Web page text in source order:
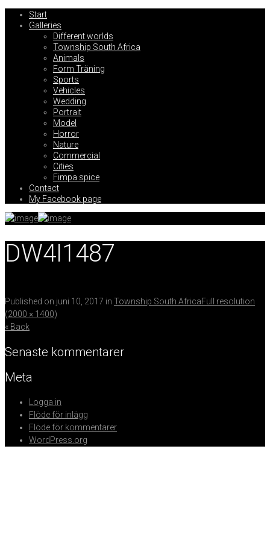
Start
Galleries
Different worlds
Township South Africa
Animals
Form Träning
Sports
Vehicles
Wedding
Portrait
Model
Horror
Nature
Commercial
Cities
Fimpa spice
Contact
My Facebook page
DW4I1487
Published on juni 10, 2017 in Township South AfricaFull resolution
(2000 × 1400)
« Back
Senaste kommentarer
Meta
Logga in
Flöde för inlägg
Flöde för kommentarer
WordPress.org